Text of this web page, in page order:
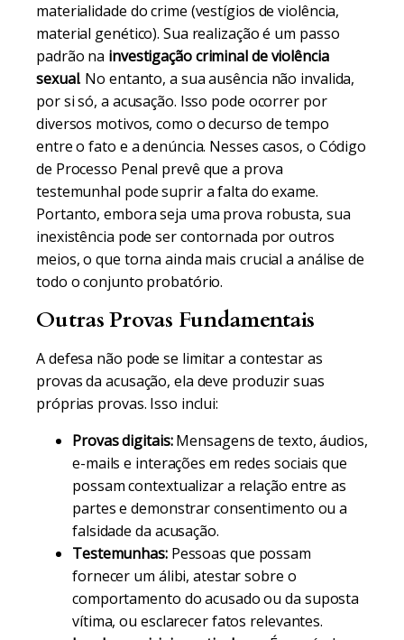
materialidade do crime (vestígios de violência,
material genético). Sua realização é um passo
padrão na investigação criminal de violência
sexual. No entanto, a sua ausência não invalida,
por si só, a acusação. Isso pode ocorrer por
diversos motivos, como o decurso de tempo
entre o fato e a denúncia. Nesses casos, o Código
de Processo Penal prevê que a prova
testemunhal pode suprir a falta do exame.
Portanto, embora seja uma prova robusta, sua
inexistência pode ser contornada por outros
meios, o que torna ainda mais crucial a análise de
todo o conjunto probatório.
Outras Provas Fundamentais
A defesa não pode se limitar a contestar as
provas da acusação, ela deve produzir suas
próprias provas. Isso inclui:
Provas digitais:Mensagens de texto, áudios,
e-mails e interações em redes sociais que
possam contextualizar a relação entre as
partes e demonstrar consentimento ou a
falsidade da acusação.
Testemunhas:Pessoas que possam
fornecer um álibi, atestar sobre o
comportamento do acusado ou da suposta
vítima, ou esclarecer fatos relevantes.